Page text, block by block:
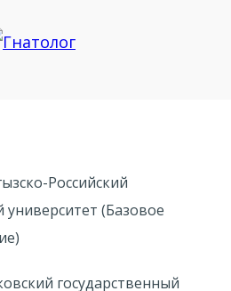
Российский
университет (Базовое
государственный